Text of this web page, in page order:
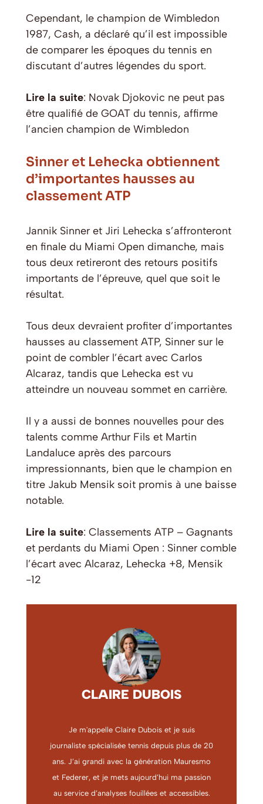
Cependant, le champion de Wimbledon
1987, Cash, a déclaré qu’il est impossible
de comparer les époques du tennis en
discutant d’autres légendes du sport.
Lire la suite: Novak Djokovic ne peut pas
être qualifié de GOAT du tennis, affirme
l’ancien champion de Wimbledon
Sinner et Lehecka obtiennent
d’importantes hausses au
classement ATP
Jannik Sinner et Jiri Lehecka s’affronteront
en finale du Miami Open dimanche, mais
tous deux retireront des retours positifs
importants de l’épreuve, quel que soit le
résultat.
Tous deux devraient profiter d’importantes
hausses au classement ATP, Sinner sur le
point de combler l’écart avec Carlos
Alcaraz, tandis que Lehecka est vu
atteindre un nouveau sommet en carrière.
Il y a aussi de bonnes nouvelles pour des
talents comme Arthur Fils et Martin
Landaluce après des parcours
impressionnants, bien que le champion en
titre Jakub Mensik soit promis à une baisse
notable.
Lire la suite: Classements ATP – Gagnants
et perdants du Miami Open : Sinner comble
l’écart avec Alcaraz, Lehecka +8, Mensik
-12
CLAIRE DUBOIS
Je m'appelle Claire Dubois et je suis
journaliste spécialisée tennis depuis plus de 20
ans. J’ai grandi avec la génération Mauresmo
et Federer, et je mets aujourd’hui ma passion
au service d’analyses fouillées et accessibles.